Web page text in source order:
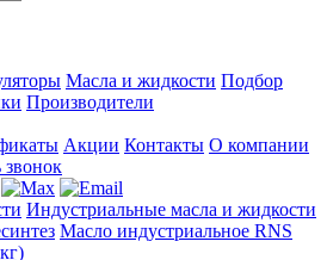
Масла и жидкости Подбор
Производители
Акции Контакты О компании
звонок
Индустриальные масла и жидкости
Масло индустриальное RNS